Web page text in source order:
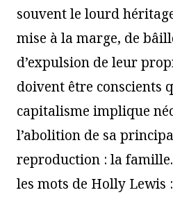
souvent le lourd
mise à la marge, de
d’expulsion de leur
doivent être conscients
capitalisme implique
l’abolition de sa
reproduction : la
les mots de Holly Lewis